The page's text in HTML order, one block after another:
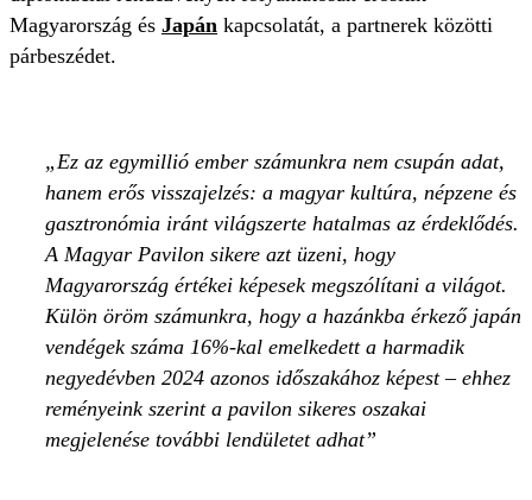
Magyarország és Japán kapcsolatát, a partnerek közötti
párbeszédet.
Ez az egymillió ember számunkra nem csupán adat,
hanem erős visszajelzés: a magyar kultúra, népzene és
gasztronómia iránt világszerte hatalmas az érdeklődés.
A Magyar Pavilon sikere azt üzeni, hogy
Magyarország értékei képesek megszólítani a világot.
Külön öröm számunkra, hogy a hazánkba érkező japán
vendégek száma 16%-kal emelkedett a harmadik
negyedévben 2024 azonos időszakához képest – ehhez
reményeink szerint a pavilon sikeres oszakai
megjelenése további lendületet adhat